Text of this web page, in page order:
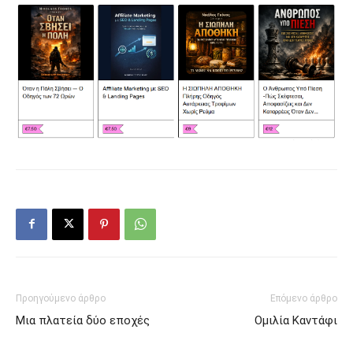
Προηγούμενο άρθρο
Μια πλατεία δύο εποχές
Επόμενο άρθρο
Ομιλία Καντάφι